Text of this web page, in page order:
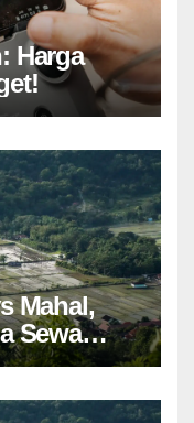
Harga
Mahal,
Sewa